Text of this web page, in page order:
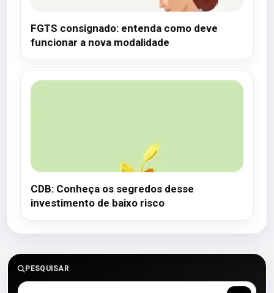
FGTS consignado: entenda como deve
funcionar a nova modalidade
CDB: Conheça os segredos desse
investimento de baixo risco
PESQUISAR